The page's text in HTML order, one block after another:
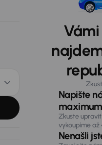
Napište
Zkuste
vykoupíme až
Nenašli